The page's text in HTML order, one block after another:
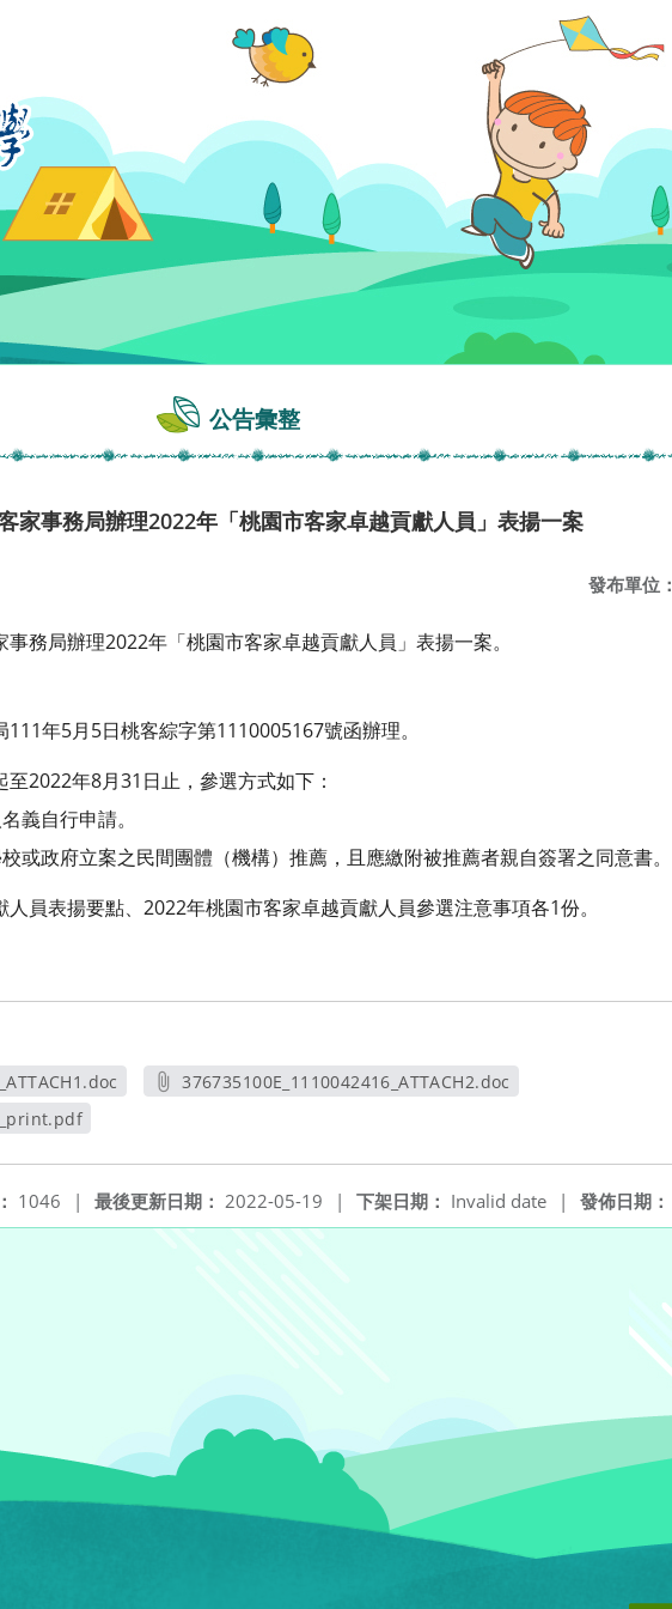
公告彙整
家事務局辦理2022年「桃園市客家卓越貢獻人員」表揚一案
發布單位：
務局辦理2022年「桃園市客家卓越貢獻人員」表揚一案。
年5月5日桃客綜字第1110005167號函辦理。
2022年8月31日止，參選方式如下：
義自行申請。
或政府立案之民間團體（機構）推薦，且應繳附被推薦者親自簽署之同意書。
員表揚要點、2022年桃園市客家卓越貢獻人員參選注意事項各1份。
窗
376735100E_1110042416_ATTACH2.doc
發佈日期：
下架日期： Invalid date |
最後更新日期： 2022-05-19 |
1046 |